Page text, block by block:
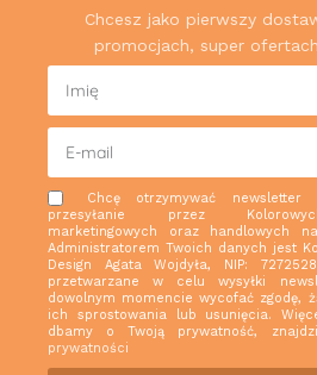
Chcesz jako pierwszy
promocjach, super
Chcę otrzymywać
przesyłanie przez
marketingowych oraz handlowych
Administratorem Twoich danych jest
Design Agata Wojdyła, NIP:
przetwarzane w celu wysyłki
dowolnym momencie wycofać zgodę,
ich sprostowania lub usunięcia.
dbamy o Twoją prywatność,
prywatności